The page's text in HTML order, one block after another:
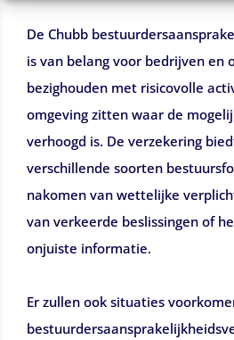
De Chubb
is van belang voor bedrijven en
bezighouden met risicovolle
omgeving zitten waar de
verhoogd is. De verzekering
verschillende soorten
nakomen van wettelijke
van verkeerde beslissingen of
onjuiste informatie.
Er zullen ook situaties